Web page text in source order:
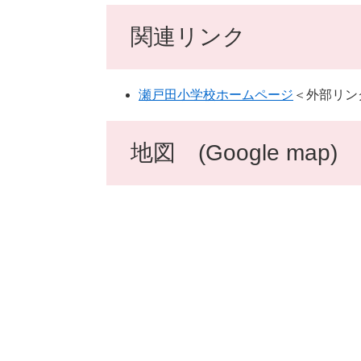
関連リンク
瀬戸田小学校ホームページ ＜外部リ
地図 (Google map)